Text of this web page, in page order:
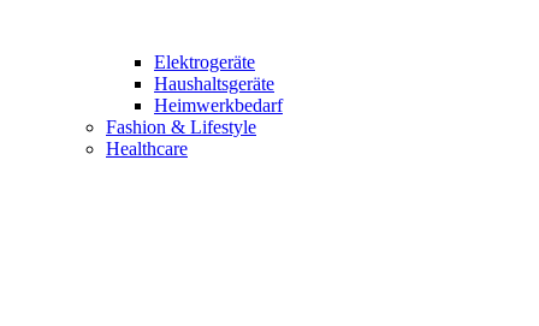
Elektrogeräte
Haushaltsgeräte
Heimwerkbedarf
Fashion & Lifestyle
Healthcare